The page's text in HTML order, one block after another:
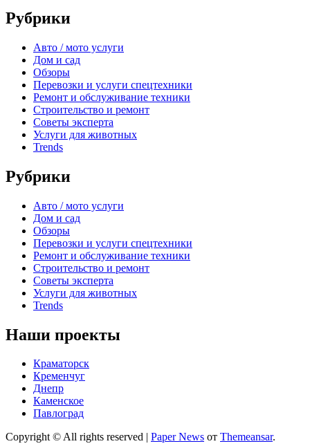
Рубрики
Авто / мото услуги
Дом и сад
Обзоры
Перевозки и услуги спецтехники
Ремонт и обслуживание техники
Строительство и ремонт
Советы эксперта
Услуги для животных
Trends
Рубрики
Авто / мото услуги
Дом и сад
Обзоры
Перевозки и услуги спецтехники
Ремонт и обслуживание техники
Строительство и ремонт
Советы эксперта
Услуги для животных
Trends
Наши проекты
Краматорск
Кременчуг
Днепр
Каменское
Павлоград
Copyright © All rights reserved
Paper News от Themeansar.